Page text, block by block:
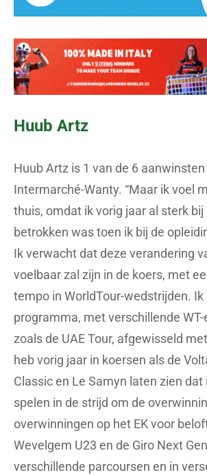
Huub Artz
Huub Artz is 1 van de 6 aanwinsten
Intermarché-Wanty. “Maar ik voel
thuis, omdat ik vorig jaar al sterk
betrokken was toen ik bij de
Ik verwacht dat deze verandering
voelbaar zal zijn in de koers, met
tempo in WorldTour-wedstrijden. Ik
programma, met verschillende
zoals de UAE Tour, afgewisseld
heb vorig jaar in koersen als de
Classic en Le Samyn laten zien dat
spelen in de strijd om de
overwinningen op het EK voor
Wevelgem U23 en de Giro Next
verschillende parcoursen en in